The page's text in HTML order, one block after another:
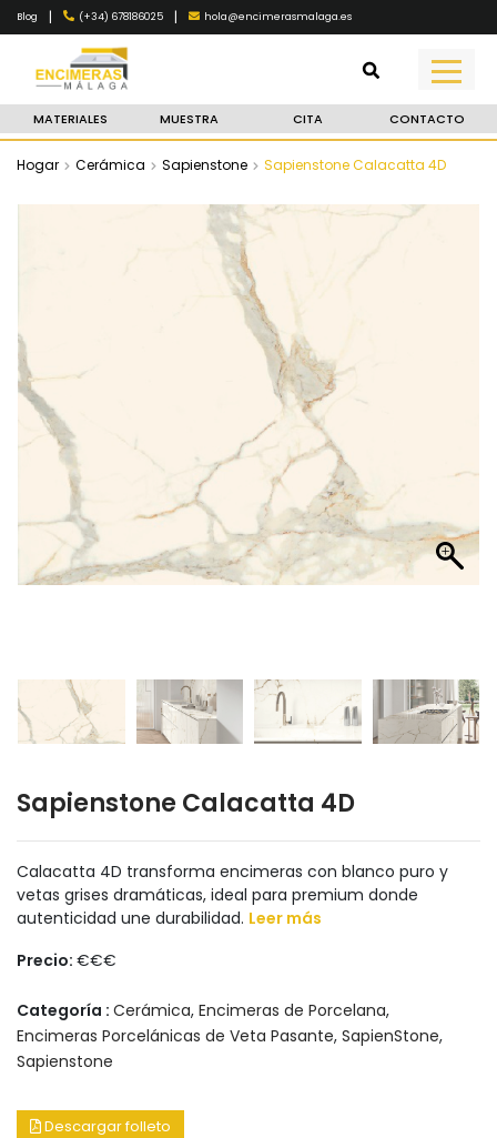
Blog | (+34) 678186025 | hola@encimerasmalaga.es
MATERIALES MUESTRA CITA CONTACTO
Hogar Cerámica Sapienstone Sapienstone Calacatta 4D
Sapienstone Calacatta 4D
Calacatta 4D transforma encimeras con blanco puro y
vetas grises dramáticas, ideal para premium donde
autenticidad une durabilidad. Leer más
Precio: €€€
Categoría : Cerámica, Encimeras de Porcelana,
Encimeras Porcelánicas de Veta Pasante, SapienStone,
Sapienstone
Descargar folleto